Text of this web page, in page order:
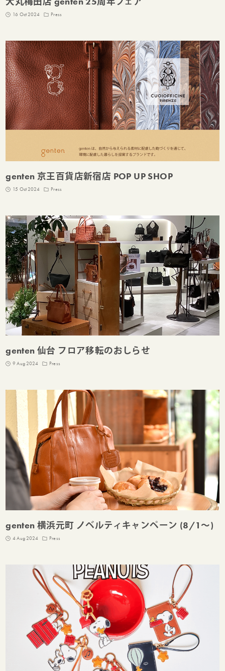
16 Oct 2024 Press
genten 京王百貨店新宿店 POP UP SHOP
15 Oct 2024 Press
genten 仙台 フロア移転のおしらせ
9 Aug 2024 Press
genten 横浜元町 ノベルティキャンペーン (8/1～)
4 Aug 2024 Press